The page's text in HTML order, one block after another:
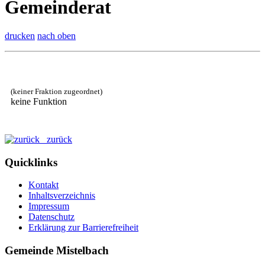
Gemeinderat
drucken nach oben
(keiner Fraktion zugeordnet)
keine Funktion
zurück
Quicklinks
Kontakt
Inhaltsverzeichnis
Impressum
Datenschutz
Erklärung zur Barrierefreiheit
Gemeinde Mistelbach